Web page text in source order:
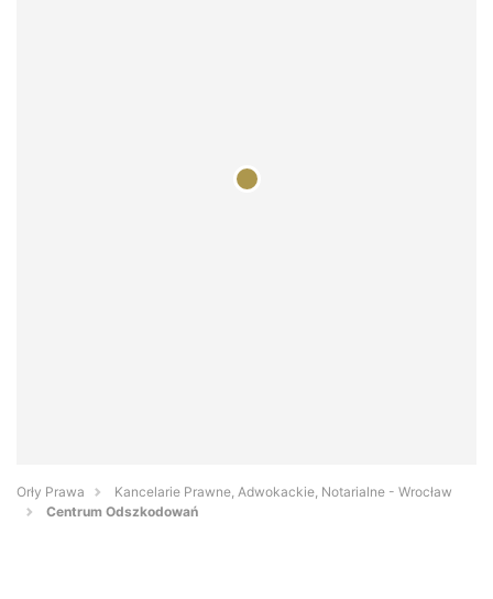
Orły Prawa
Kancelarie Prawne, Adwokackie, Notarialne - Wrocław
Centrum Odszkodowań